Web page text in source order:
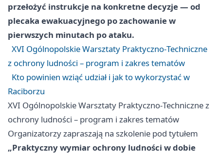
przełożyć instrukcje na konkretne decyzje — od
plecaka ewakuacyjnego po zachowanie w
pierwszych minutach po ataku.
XVI Ogólnopolskie Warsztaty Praktyczno‑Techniczne
z ochrony ludności – program i zakres tematów
Kto powinien wziąć udział i jak to wykorzystać w
Raciborzu
XVI Ogólnopolskie Warsztaty Praktyczno‑Techniczne z
ochrony ludności – program i zakres tematów
Organizatorzy zapraszają na szkolenie pod tytułem
„Praktyczny wymiar ochrony ludności w dobie